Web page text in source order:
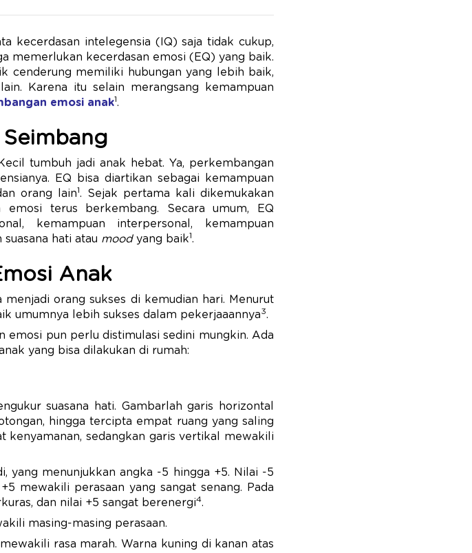
kecerdasan intelegensia (IQ) saja tidak cukup,
memerlukan kecerdasan emosi (EQ) yang baik.
cenderung memiliki hubungan yang lebih baik,
Karena itu selain merangsang kemampuan
emosi anak1.
tumbuh jadi anak hebat. Ya, perkembangan
EQ bisa diartikan sebagai kemampuan
orang lain1. Sejak pertama kali dikemukakan
emosi terus berkembang. Secara umum, EQ
kemampuan interpersonal, kemampuan
hati atau mood yang baik1.
Anak
orang sukses di kemudian hari. Menurut
umumnya lebih sukses dalam pekerjaaannya3.
emosi pun perlu distimulasi sedini mungkin. Ada
yang bisa dilakukan di rumah:
suasana hati. Gambarlah garis horizontal
hingga tercipta empat ruang yang saling
kenyamanan, sedangkan garis vertikal mewakili
yang menunjukkan angka -5 hingga +5. Nilai -5
mewakili perasaan yang sangat senang. Pada
dan nilai +5 sangat berenergi4.
masing-masing perasaan.
rasa marah. Warna kuning di kanan atas